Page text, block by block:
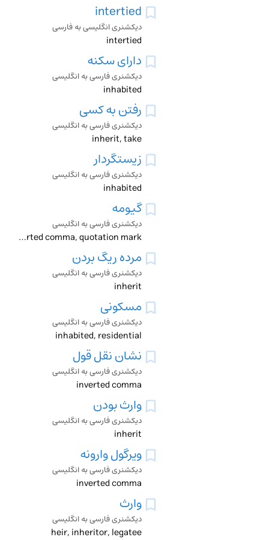
intertied
دیکشنری انگلیسی به فارسی
intertied
دارای سکنه
دیکشنری فارسی به انگلیسی
inhabited
رفتن به کسی
دیکشنری فارسی به انگلیسی
inherit, take
زیستگردار
دیکشنری فارسی به انگلیسی
inhabited
گیومه
دیکشنری فارسی به انگلیسی
inverted comma, quotation mark
مرده ریگ بردن
دیکشنری فارسی به انگلیسی
inherit
مسکونی
دیکشنری فارسی به انگلیسی
inhabited, residential
نشان نقل قول
دیکشنری فارسی به انگلیسی
inverted comma
وارث بودن
دیکشنری فارسی به انگلیسی
inherit
ویرگول وارونه
دیکشنری فارسی به انگلیسی
inverted comma
وارث
دیکشنری فارسی به انگلیسی
heir, inheritor, legatee